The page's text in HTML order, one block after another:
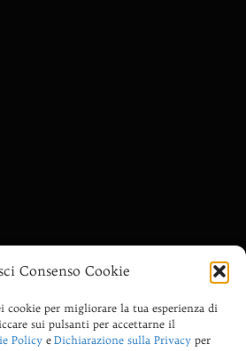
Consenso Cookie
cookie per migliorare la tua esperienza di
sui pulsanti per accettarne il
Policy e Dichiarazione sulla Privacy per
consapevolezza, spiritualità
Saggezza Anima-le, Divinazione